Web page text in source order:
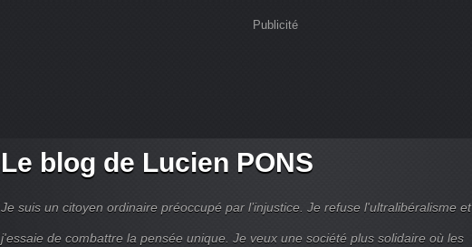
Publicité
Le blog de Lucien PONS
Je suis un citoyen ordinaire préoccupé par l’injustice. Je refuse l'ultralibéralisme et
j'essaie de combattre la pensée unique. Je veux une société plus solidaire où les